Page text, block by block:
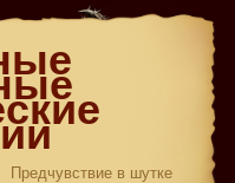
Предчувствие в шутке